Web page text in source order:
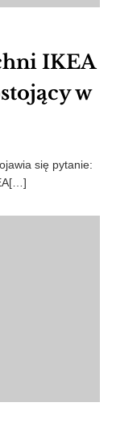
IKEA
w
się pytanie: